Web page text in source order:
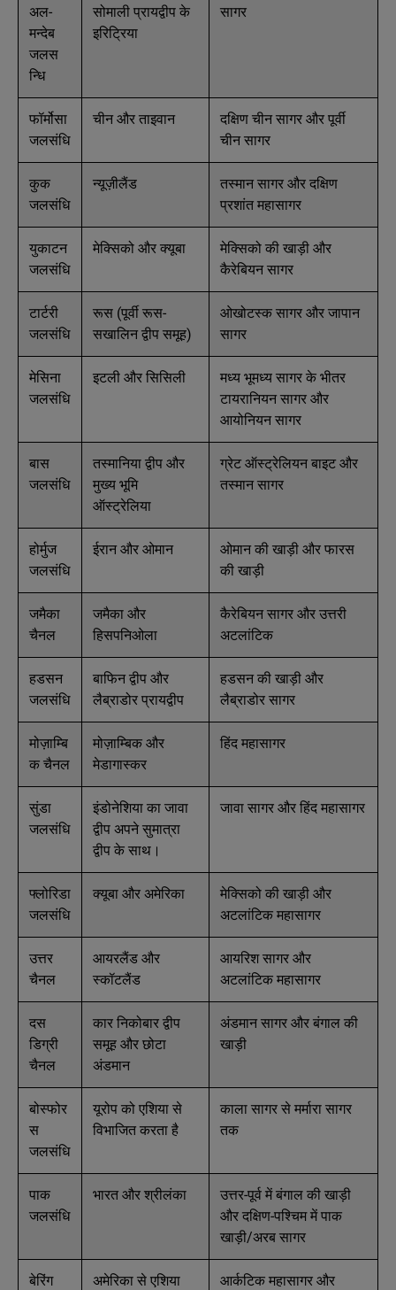
अल-
मन्देब
जलस
न्धि
सोमाली प्रायद्वीप के
इरिट्रिया
सागर
फॉर्मोसा
जलसंधि
चीन और ताइवान
दक्षिण चीन सागर और पूर्वी
चीन सागर
कुक
जलसंधि
न्यूज़ीलैंड
तस्मान सागर और दक्षिण
प्रशांत महासागर
युकाटन
जलसंधि
मेक्सिको और क्यूबा
मेक्सिको की खाड़ी और
कैरेबियन सागर
टार्टरी
जलसंधि
रूस (पूर्वी रूस-
सखालिन द्वीप समूह)
ओखोटस्क सागर और जापान
सागर
मेसिना
जलसंधि
इटली और सिसिली
मध्य भूमध्य सागर के भीतर
टायरानियन सागर और
आयोनियन सागर
बास
जलसंधि
तस्मानिया द्वीप और
मुख्य भूमि
ऑस्ट्रेलिया
ग्रेट ऑस्ट्रेलियन बाइट और
तस्मान सागर
होर्मुज
जलसंधि
ईरान और ओमान
ओमान की खाड़ी और फारस
की खाड़ी
जमैका
चैनल
जमैका और
हिसपनिओला
कैरेबियन सागर और उत्तरी
अटलांटिक
हडसन
जलसंधि
बाफिन द्वीप और
लैब्राडोर प्रायद्वीप
हडसन की खाड़ी और
लैब्राडोर सागर
मोज़ाम्बि
क चैनल
मोज़ाम्बिक और
मेडागास्कर
हिंद महासागर
सुंडा
जलसंधि
इंडोनेशिया का जावा
द्वीप अपने सुमात्रा
द्वीप के साथ।
जावा सागर और हिंद महासागर
फ्लोरिडा
जलसंधि
क्यूबा और अमेरिका
मेक्सिको की खाड़ी और
अटलांटिक महासागर
उत्तर
चैनल
आयरलैंड और
स्कॉटलैंड
आयरिश सागर और
अटलांटिक महासागर
दस
डिग्री
चैनल
कार निकोबार द्वीप
समूह और छोटा
अंडमान
अंडमान सागर और बंगाल की
खाड़ी
बोस्फोर
स
जलसंधि
यूरोप को एशिया से
विभाजित करता है
काला सागर से मर्मारा सागर
तक
पाक
जलसंधि
भारत और श्रीलंका
उत्तर-पूर्व में बंगाल की खाड़ी
और दक्षिण-पश्चिम में पाक
खाड़ी/अरब सागर
बेरिंग
अमेरिका से एशिया
आर्कटिक महासागर और